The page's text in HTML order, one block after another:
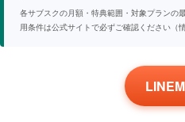
各サブスクの月額・特典範囲・対象プランの
用条件は公式サイトで必ずご確認ください（